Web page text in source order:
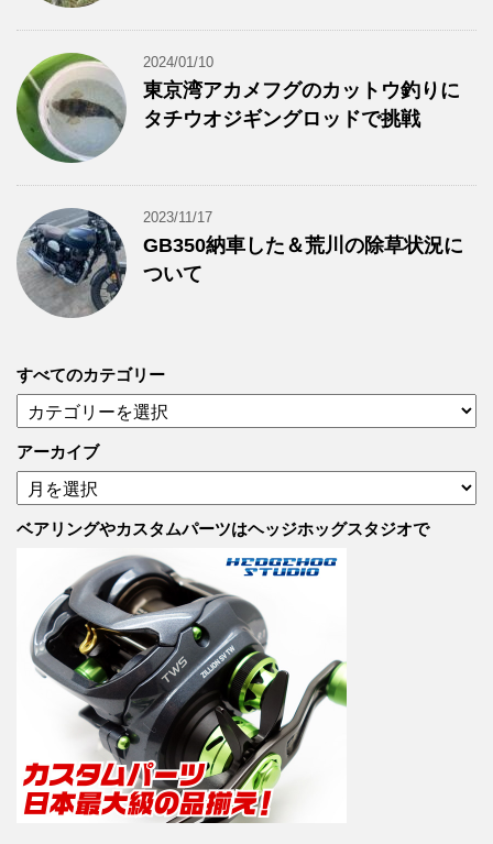
2024/01/10
東京湾アカメフグのカットウ釣りに
タチウオジギングロッドで挑戦
2023/11/17
GB350納車した＆荒川の除草状況に
ついて
すべてのカテゴリー
べ
て
の
カ
テ
アーカイブ
ア
ー
カ
ベアリングやカスタムパーツはヘッジホッグスタジオで